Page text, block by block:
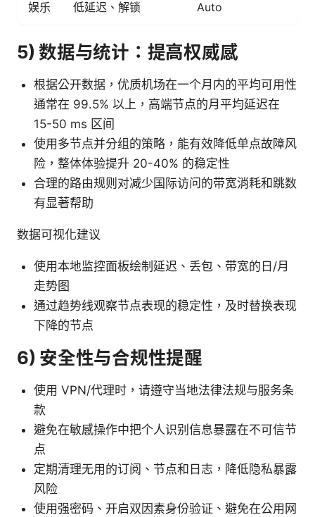
娱乐 低延迟、解锁 Auto
5) 数据与统计：提高权威感
根据公开数据，优质机场在一个月内的平均可用性
通常在 99.5% 以上，高端节点的月平均延迟在
15-50 ms 区间
使用多节点并分组的策略，能有效降低单点故障风
险，整体体验提升 20-40% 的稳定性
合理的路由规则对减少国际访问的带宽消耗和跳数
有显著帮助
数据可视化建议
使用本地监控面板绘制延迟、丢包、带宽的日/月
走势图
通过趋势线观察节点表现的稳定性，及时替换表现
下降的节点
6) 安全性与合规性提醒
使用 VPN/代理时，请遵守当地法律法规与服务条
款
避免在敏感操作中把个人识别信息暴露在不可信节
点
定期清理无用的订阅、节点和日志，降低隐私暴露
风险
使用强密码、开启双因素身份验证、避免在公用网